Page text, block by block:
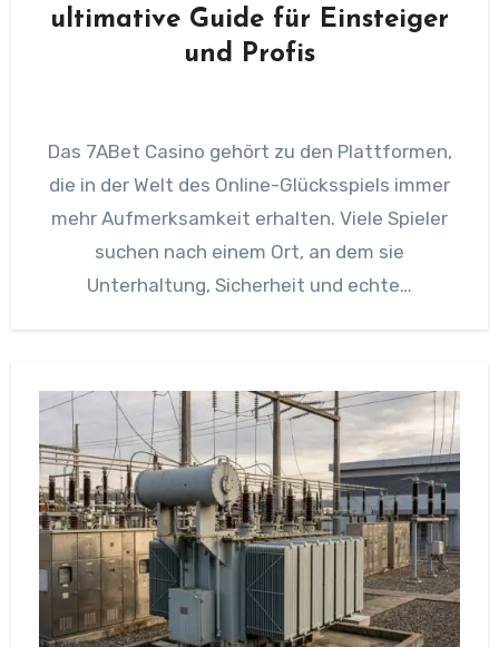
ultimative Guide für Einsteiger
und Profis
Das 7ABet Casino gehört zu den Plattformen,
die in der Welt des Online-Glücksspiels immer
mehr Aufmerksamkeit erhalten. Viele Spieler
suchen nach einem Ort, an dem sie
Unterhaltung, Sicherheit und echte…